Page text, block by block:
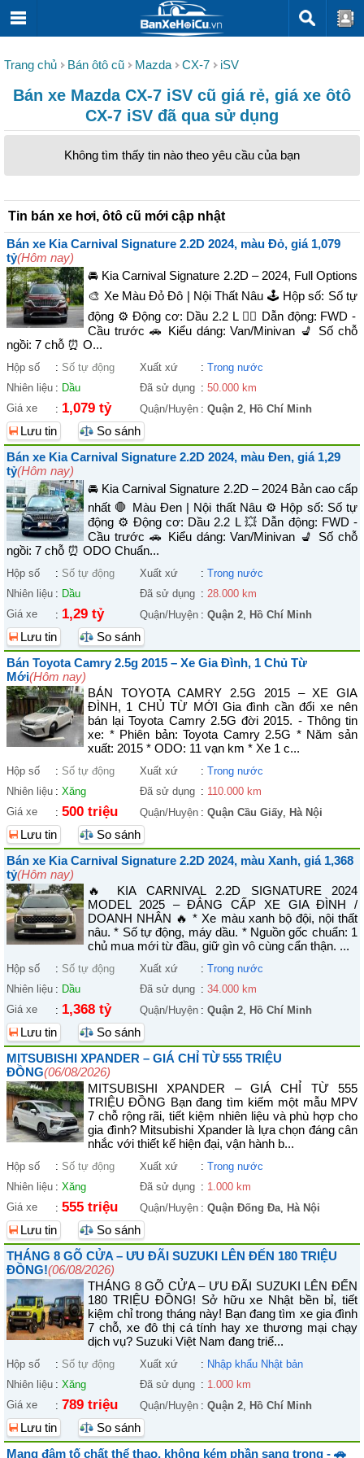
Trang chủ Bán ôtô cũ Mazda CX-7 iSV
Bán xe Mazda CX-7 iSV cũ giá rẻ, giá xe ôtô
CX-7 iSV đã qua sử dụng
Không tìm thấy tin nào theo yêu cầu của bạn
Tin bán xe hơi, ôtô cũ mới cập nhật
Bán xe Kia Carnival Signature 2.2D 2024, màu Đỏ, giá 1,079
tỷ(Hôm nay)
🚘 Kia Carnival Signature 2.2D – 2024, Full Options
🎨 Xe Màu Đỏ Đô | Nội Thất Nâu 🕹️ Hộp số: Số tự
động ⚙️ Động cơ: Dầu 2.2 L 🚴‍♀️ Dẫn động: FWD -
Cầu trước 🚗 Kiểu dáng: Van/Minivan 💺 Số chỗ
ngồi: 7 chỗ ⏰ O...
Hộp số : Số tự động Xuất xứ : Trong nước
Nhiên liệu : Dầu Đã sử dụng : 50.000 km
Giá xe
: 1,079 tỷ Quận/Huyện : Quận 2, Hồ Chí Minh
Lưu tin
So sánh
Bán xe Kia Carnival Signature 2.2D 2024, màu Đen, giá 1,29
tỷ(Hôm nay)
🚘 Kia Carnival Signature 2.2D – 2024 Bản cao cấp
nhất 🛑 Màu Đen | Nội thất Nâu ⚙️ Hộp số: Số tự
động ⚙️ Động cơ: Dầu 2.2 L 💥 Dẫn động: FWD -
Cầu trước 🚗 Kiểu dáng: Van/Minivan 💺 Số chỗ
ngồi: 7 chỗ ⏰ ODO Chuẩn...
Hộp số : Số tự động Xuất xứ : Trong nước
Nhiên liệu : Dầu Đã sử dụng : 28.000 km
Giá xe
: 1,29 tỷ Quận/Huyện : Quận 2, Hồ Chí Minh
Lưu tin
So sánh
Bán Toyota Camry 2.5g 2015 – Xe Gia Đình, 1 Chủ Từ
Mới(Hôm nay)
BÁN TOYOTA CAMRY 2.5G 2015 – XE GIA
ĐÌNH, 1 CHỦ TỪ MỚI Gia đình cần đổi xe nên
bán lại Toyota Camry 2.5G đời 2015. - Thông tin
xe: * Phiên bản: Toyota Camry 2.5G * Năm sản
xuất: 2015 * ODO: 11 vạn km * Xe 1 c...
Hộp số : Số tự động Xuất xứ : Trong nước
Nhiên liệu : Xăng Đã sử dụng : 110.000 km
Giá xe
: 500 triệu Quận/Huyện : Quận Cầu Giấy, Hà Nội
Lưu tin
So sánh
Bán xe Kia Carnival Signature 2.2D 2024, màu Xanh, giá 1,368
tỷ(Hôm nay)
🔥 KIA CARNIVAL 2.2D SIGNATURE 2024
MODEL 2025 – ĐẲNG CẤP XE GIA ĐÌNH /
DOANH NHÂN 🔥 * Xe màu xanh bộ đội, nội thất
nâu. * Số tự động, máy dầu. * Nguồn gốc chuẩn: 1
chủ mua mới từ đầu, giữ gìn vô cùng cẩn thận. ...
Hộp số : Số tự động Xuất xứ : Trong nước
Nhiên liệu : Dầu Đã sử dụng : 34.000 km
Giá xe
: 1,368 tỷ Quận/Huyện : Quận 2, Hồ Chí Minh
Lưu tin
So sánh
MITSUBISHI XPANDER – GIÁ CHỈ TỪ 555 TRIỆU
ĐỒNG(06/08/2026)
MITSUBISHI XPANDER – GIÁ CHỈ TỪ 555
TRIỆU ĐỒNG Bạn đang tìm kiếm một mẫu MPV
7 chỗ rộng rãi, tiết kiệm nhiên liệu và phù hợp cho
gia đình? Mitsubishi Xpander là lựa chọn đáng cân
nhắc với thiết kế hiện đại, vận hành b...
Hộp số : Số tự động Xuất xứ : Trong nước
Nhiên liệu : Xăng Đã sử dụng : 1.000 km
Giá xe
: 555 triệu Quận/Huyện : Quận Đống Đa, Hà Nội
Lưu tin
So sánh
THÁNG 8 GÕ CỬA – ƯU ĐÃI SUZUKI LÊN ĐẾN 180 TRIỆU
ĐỒNG!(06/08/2026)
THÁNG 8 GÕ CỬA – ƯU ĐÃI SUZUKI LÊN ĐẾN
180 TRIỆU ĐỒNG! Sở hữu xe Nhật bền bỉ, tiết
kiệm chỉ trong tháng này! Bạn đang tìm xe gia đình
7 chỗ, xe đô thị cá tính hay xe thương mại chạy
dịch vụ? Suzuki Việt Nam đang triể...
Hộp số : Số tự động Xuất xứ : Nhập khẩu Nhật bản
Nhiên liệu : Xăng Đã sử dụng : 1.000 km
Giá xe
: 789 triệu Quận/Huyện : Quận 2, Hồ Chí Minh
Lưu tin
So sánh
Mang đậm tố chất thể thao, không kém phần sang trọng - 🚗